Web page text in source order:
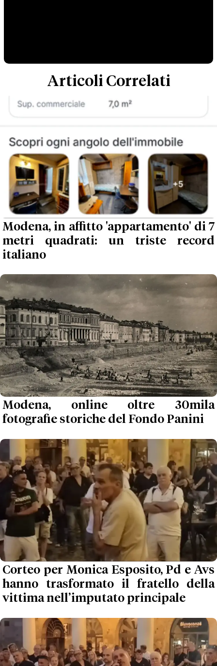
Articoli Correlati
Modena, in affitto 'appartamento' di 7
metri quadrati: un triste record
italiano
Modena, online oltre 30mila
fotografie storiche del Fondo Panini
Corteo per Monica Esposito, Pd e Avs
hanno trasformato il fratello della
vittima nell’imputato principale